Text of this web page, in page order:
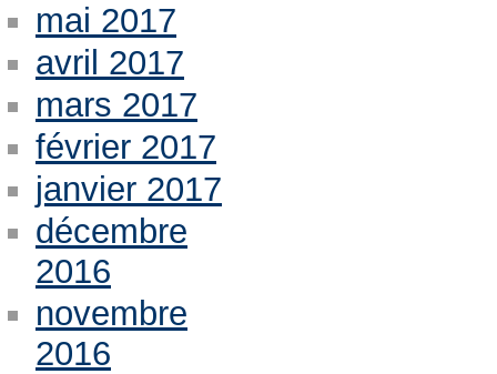
mai 2017
avril 2017
mars 2017
février 2017
janvier 2017
décembre
2016
novembre
2016